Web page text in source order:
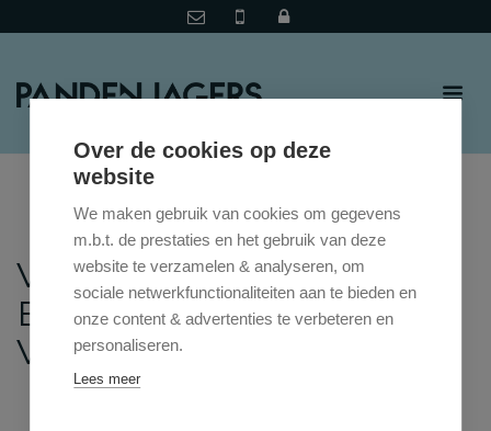
VELDSTRAAT 161 , 2930
BRASSCHAAT
VRAAGPRIJS: € 674.000
Over de cookies op deze
website
We maken gebruik van cookies om gegevens
m.b.t. de prestaties en het gebruik van deze
website te verzamelen & analyseren, om
sociale netwerkfunctionaliteiten aan te bieden en
onze content & advertenties te verbeteren en
personaliseren.
Lees meer